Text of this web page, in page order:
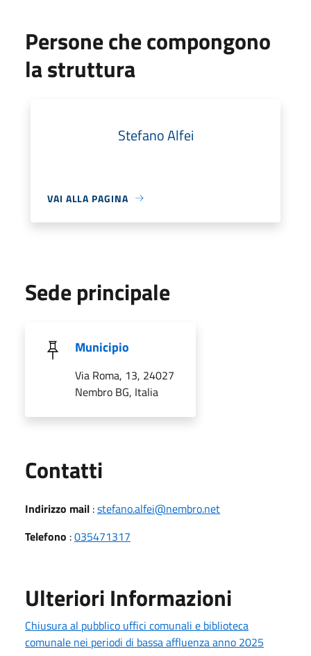
Persone che compongono
la struttura
Stefano Alfei
VAI ALLA PAGINA
Sede principale
Municipio
Via Roma, 13, 24027
Nembro BG, Italia
Contatti
Indirizzo mail :stefano.alfei@nembro.net
Telefono :035471317
Ulteriori Informazioni
Chiusura al pubblico uffici comunali e biblioteca
comunale nei periodi di bassa affluenza anno 2025